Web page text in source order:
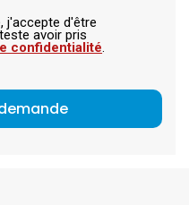
j'accepte d'être
avoir pris
confidentialité.